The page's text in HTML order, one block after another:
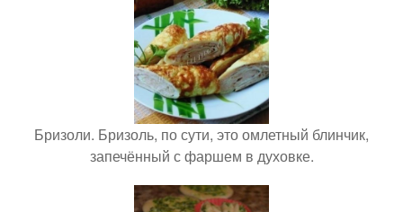
Бризоли. Бризоль, по сути, это омлетный блинчик,
запечённый с фаршем в духовке.